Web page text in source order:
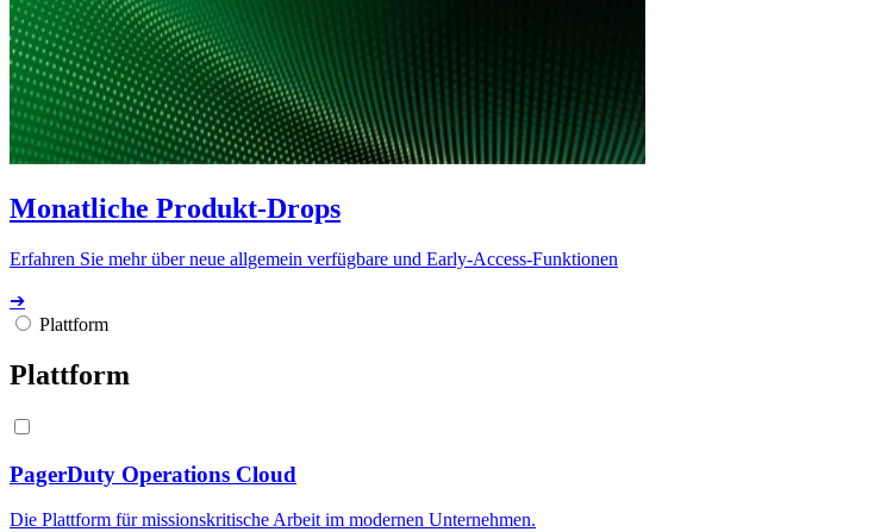
Monatliche Produkt-Drops
Erfahren Sie mehr über neue allgemein verfügbare und Early-Access-Funktionen
➔
Plattform
Plattform
PagerDuty Operations Cloud
Die Plattform für missionskritische Arbeit im modernen Unternehmen.